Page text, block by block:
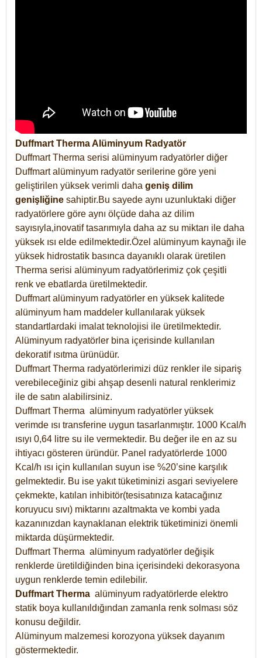
Duffmart Therma Alüminyum Radyatör
Duffmart Therma serisi alüminyum radyatörler diğer
Duffmart alüminyum radyatör serilerine göre yeni
geliştirilen yüksek verimli daha geniş dilim
genişliğine sahiptir.Bu sayede aynı uzunluktaki diğer
radyatörlere göre aynı ölçüde daha az dilim
sayısıyla,inovatif tasarımıyla daha az su miktarı ile daha
yüksek ısı elde edilmektedir.Özel alüminyum kaynağı ile
yüksek hidrostatik basınca dayanıklı olarak üretilen
Therma serisi alüminyum radyatörlerimiz çok çeşitli
renk ve ebatlarda üretilmektedir.
Duffmart alüminyum radyatörler en yüksek kalitede
alüminyum ham maddeler kullanılarak yüksek
standartlardaki imalat teknolojisi ile üretilmektedir.
Alüminyum radyatörler bina içerisinde kullanılan
dekoratif ısıtma ürünüdür.
Duffmart Therma radyatörlerimizi düz renkler ile sipariş
verebileceğiniz gibi ahşap desenli natural renklerimiz
ile de satın alabilirsiniz.
Duffmart Therma alüminyum radyatörler yüksek
verimde ısı transferine uygun tasarlanmıştır. 1000 Kcal/h
ısıyı 0,64 litre su ile vermektedir. Bu değer ile en az su
ihtiyacı gösteren üründür. Panel radyatörlerde 1000
Kcal/h ısı için kullanılan suyun ise %20’sine karşılık
gelmektedir. Bu ise yakıt tüketiminizi asgari seviyelere
çekmekte, katılan inhibitör(tesisatınıza katacağınız
koruyucu sıvı) miktarını azaltmakta ve kombi yada
kazanınızdan kaynaklanan elektrik tüketiminizi önemli
miktarda düşürmektedir.
Duffmart Therma alüminyum radyatörler değişik
renklerde üretildiğinden bina içerisindeki dekorasyona
uygun renklerde temin edilebilir.
Duffmart Therma alüminyum radyatörlerde elektro
statik boya kullanıldığından zamanla renk solması söz
konusu değildir.
Alüminyum malzemesi korozyona yüksek dayanım
göstermektedir.